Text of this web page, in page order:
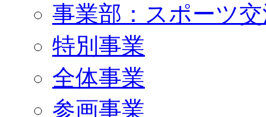
事業部：スポーツ
特別事業
全体事業
参画事業